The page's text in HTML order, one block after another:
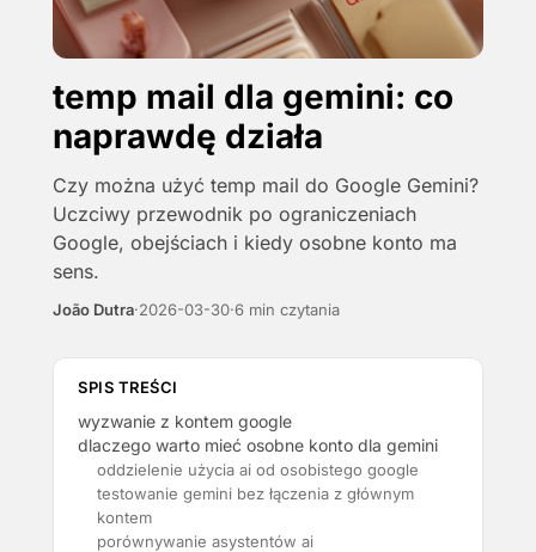
temp mail dla gemini: co
naprawdę działa
Czy można użyć temp mail do Google Gemini?
Uczciwy przewodnik po ograniczeniach
Google, obejściach i kiedy osobne konto ma
sens.
João Dutra·2026-03-30·6 min czytania
SPIS TREŚCI
wyzwanie z kontem google
dlaczego warto mieć osobne konto dla gemini
oddzielenie użycia ai od osobistego google
testowanie gemini bez łączenia z głównym
kontem
porównywanie asystentów ai